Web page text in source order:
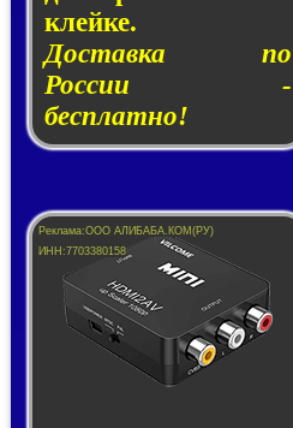
клей­ке.
Доставка по
России -
бесплатно!